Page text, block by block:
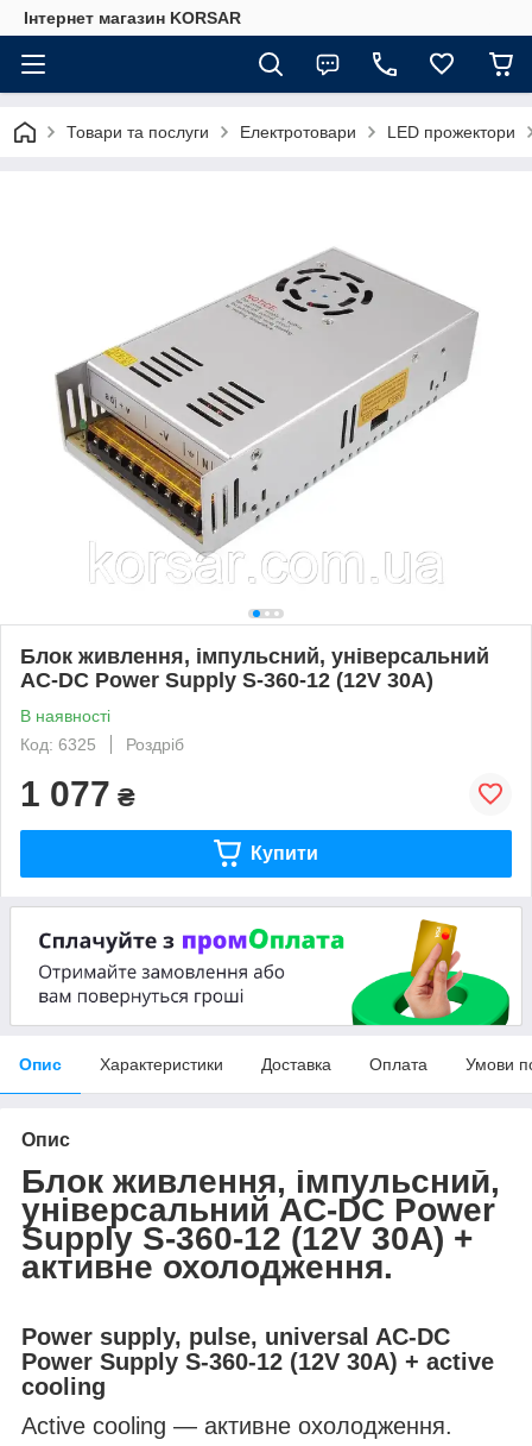
Iнтернет магазин KORSAR
Товари та послуги Електротовари LED прожектори
Блок живлення, імпульсний, універсальний
AC-DC Power Supply S-360-12 (12V 30A)
В наявності
Код: 6325
Роздріб
1 077 ₴
Купити
Опис Характеристики Доставка Оплата Умови
Опис
Блок живлення, імпульсний,
універсальний AC-DC Power
Supply S-360-12 (12V 30A) +
активне охолодження.
Power supply, pulse, universal AC-DC
Power Supply S-360-12 (12V 30A) + active
cooling
Active cooling — активне охолодження.